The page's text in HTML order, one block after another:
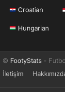
Croatian
Hungarian
© FootyStats -
İletişim